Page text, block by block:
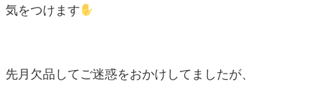
気をつけます
先月欠品してご迷惑をおかけしてましたが、